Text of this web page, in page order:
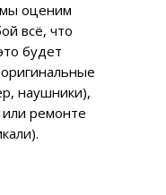
оценим
всё, что
будет
наушники),
или ремонте